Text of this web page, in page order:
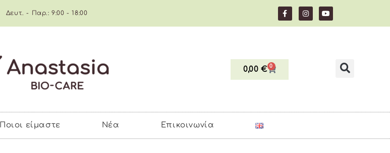
Δευτ. - Παρ.: 9:00 - 18:00
0,00 € 0
Ποιοι είμαστε Νέα Επικοινωνία